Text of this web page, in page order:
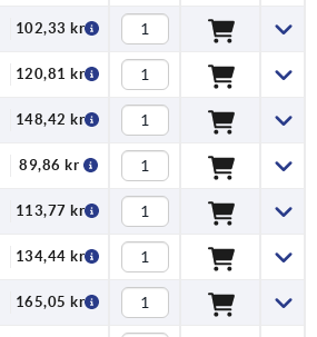
102,33 kr
120,81 kr
148,42 kr
89,86 kr
113,77 kr
134,44 kr
165,05 kr